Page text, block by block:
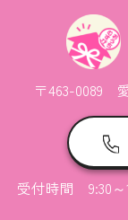
〒463-0089
受付時間 9:30～